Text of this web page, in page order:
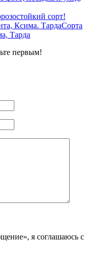
сорт!
Сорта
Тарда
первым!
я соглашаюсь с